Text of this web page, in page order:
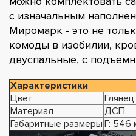
с изначальным
Миромарк - это не
комоды в изобилии,
двуспальные, с
Характеристики
Цвет
Материал
ДСП
Габаритные размеры Г: 546